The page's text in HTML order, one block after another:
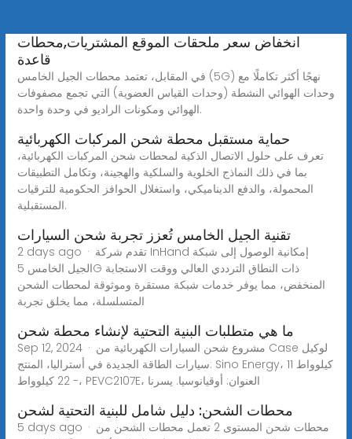
انخفاض سعر ملحقات الموقع المشتريات,محطات
قاعدة
في المقابل، تعتمد محطات الجيل الخامس (5G) نهجًا أكثر تكاملًا مع
وحدات الهوائي النشطة (وحدات القياس العضوية) التي تجمع مصفوفات
الهوائي ومكونات الراديو في وحدة واحدة.
حماية مستقبل محطة شحن المركبات الكهربائية
تعرف على حلول الاتصال الذكية لمحطات شحن المركبات الكهربائية،
بما في ذلك النماذج الخلوية والسلكية والهجينة، وتكامل التطبيقات
المحمولة، والدفع الديناميكي، واستغلال الحوافز الحكومية للترقيات
المستقبلية.
تقنية الجيل الخامس تُعزز تجربة شحن السيارات
2 days ago · تقدم شركة InHand إمكانية الوصول إلى شبكة
الجيل الخامس 5G ذات النطاق الترددي العالي ووقت الاستجابة
المنخفض، مما يوفر خدمات شبكة مستقرة وموثوقة لمحطات الشحن
المتسلسلة، مما يخلق تجربة
ما هي متطلبات البنية التحتية لإنشاء محطة شحن
Sep 12, 2024 · مشروع شحن السيارات الكهربائية من Case لوكيل
سيارات الطاقة الجديدة في أستراليا، المنتج: Sino Energy، 11 كيلوواط
- 22 كيلوواط، PEVC2107E، العنوان: أوقيانوسيا. يسرنا
محطات الشحن: دليل شامل للبنية التحتية لشحن
5 days ago · محطات شحن المستوى 2 تعمل محطات الشحن من